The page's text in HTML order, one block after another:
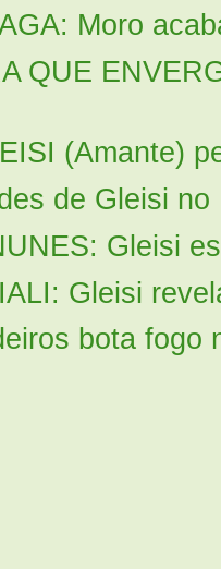
Moro
QUE
(Amante)
de Gleisi
Gleisi
Gleisi
bota fogo